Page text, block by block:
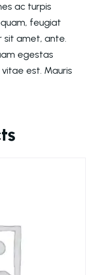
ac turpis
feugiat
sit amet, ante.
egestas
est. Mauris